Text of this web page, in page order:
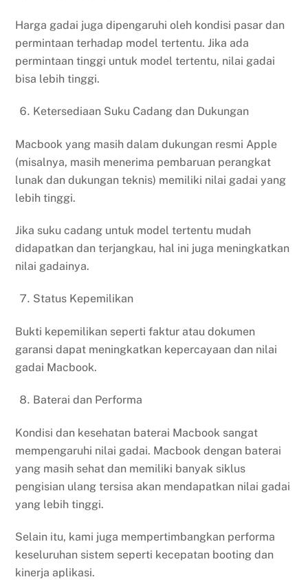
Harga gadai juga dipengaruhi oleh kondisi pasar dan
permintaan terhadap model tertentu. Jika ada
permintaan tinggi untuk model tertentu, nilai gadai
bisa lebih tinggi.
Ketersediaan Suku Cadang dan Dukungan
Macbook yang masih dalam dukungan resmi Apple
(misalnya, masih menerima pembaruan perangkat
lunak dan dukungan teknis) memiliki nilai gadai yang
lebih tinggi.
Jika suku cadang untuk model tertentu mudah
didapatkan dan terjangkau, hal ini juga meningkatkan
nilai gadainya.
Status Kepemilikan
Bukti kepemilikan seperti faktur atau dokumen
garansi dapat meningkatkan kepercayaan dan nilai
gadai Macbook.
Baterai dan Performa
Kondisi dan kesehatan baterai Macbook sangat
mempengaruhi nilai gadai. Macbook dengan baterai
yang masih sehat dan memiliki banyak siklus
pengisian ulang tersisa akan mendapatkan nilai gadai
yang lebih tinggi.
Selain itu, kami juga mempertimbangkan performa
keseluruhan sistem seperti kecepatan booting dan
kinerja aplikasi.